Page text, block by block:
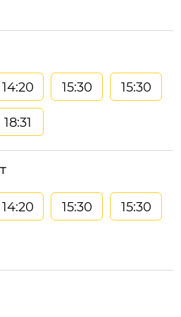
14:20 15:30 15:30
18:31
14:20 15:30 15:30